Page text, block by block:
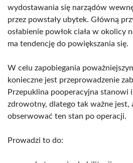
wydostawania się narządów
przez powstały ubytek. Główną
osłabienie powłok ciała w okolicy
ma tendencję do powiększania się.
W celu zapobiegania
konieczne jest przeprowadzenie
Przepuklina pooperacyjna stanowi
zdrowotny, dlatego tak ważne jest,
obserwować ten stan po operacji.
Prowadzi to do: